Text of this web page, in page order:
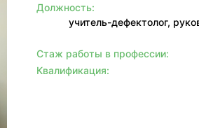
Должность:
учитель-дефектолог,
Стаж работы в профессии:
Квалификация: